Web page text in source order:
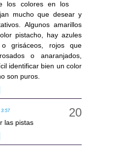
los colores en los
mucho que desear y
Algunos amarillos
pistacho, hay azules
o grisáceos, rojos que
o anaranjados,
identificar bien un color
son puros.
3:57
las pistas